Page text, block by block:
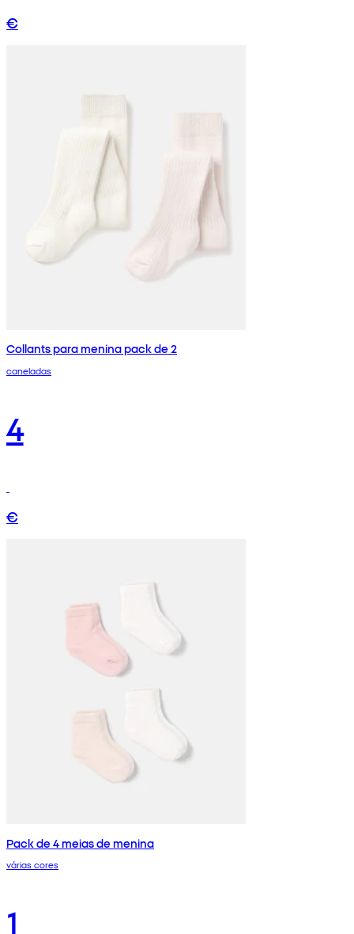
€
Collants para menina pack de 2
caneladas
4
€
Pack de 4 meias de menina
várias cores
1